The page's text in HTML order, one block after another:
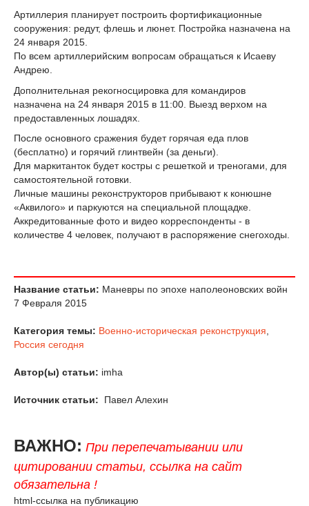
Артиллерия планирует построить фортификационные
сооружения: редут, флешь и люнет. Постройка назначена на
24 января 2015.
По всем артиллерийским вопросам обращаться к Исаеву
Андрею.
Дополнительная рекогносцировка для командиров
назначена на 24 января 2015 в 11:00. Выезд верхом на
предоставленных лошадях.
После основного сражения будет горячая еда плов
(бесплатно) и горячий глинтвейн (за деньги).
Для маркитанток будет костры с решеткой и треногами, для
самостоятельной готовки.
Личные машины реконструкторов прибывают к конюшне
«Аквилого» и паркуются на специальной площадке.
Аккредитованные фото и видео корреспонденты - в
количестве 4 человек, получают в распоряжение снегоходы.
Название статьи: Маневры по эпохе наполеоновских войн
7 Февраля 2015
Категория темы: Военно-историческая реконструкция
Россия сегодня
Автор(ы) статьи: imha
Источник статьи: Павел Алехин
ВАЖНО: При перепечатывании или
цитировании статьи, ссылка на сайт
обязательна !
html-ссылка на публикацию